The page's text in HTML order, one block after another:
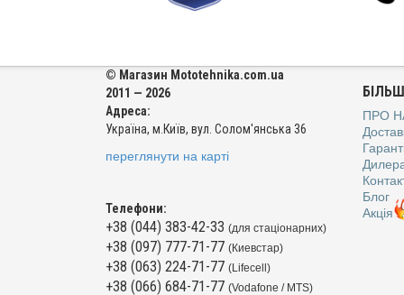
© Магазин Mototehnika.com.ua
2011 — 2026
Адреса:
Україна, м.Київ, вул. Солом'янська 36
переглянути на карті
Телефони:
+38 (044) 383-42-33 (для стаціонарних)
+38 (097) 777-71-77 (Киевстар)
+38 (063) 224-71-77 (Lifecell)
+38 (066) 684-71-77 (Vodafone / MTS)
ПРО
Блог
Акція